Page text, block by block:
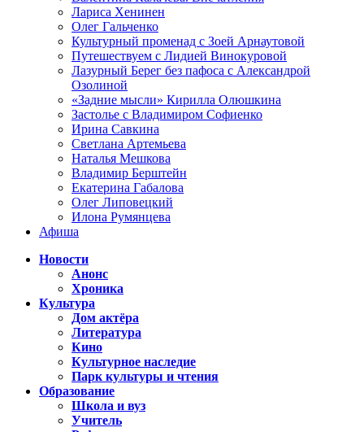
Лариса Хенинен
Олег Гальченко
Культурный променад с Зоей Арнаутовой
Путешествуем с Лидией Винокуровой
Лазурный Берег без пафоса с Александрой
Озолиной
«Задние мысли» Кирилла Олюшкина
Застолье с Владимиром Софиенко
Ирина Савкина
Светлана Артемьева
Наталья Мешкова
Владимир Берштейн
Екатерина Габалова
Олег Липовецкий
Илона Румянцева
Афиша
Новости
Анонс
Хроника
Культура
Дом актёра
Литература
Кино
Культурное наследие
Парк культуры и чтения
Образование
Школа и вуз
Учитель